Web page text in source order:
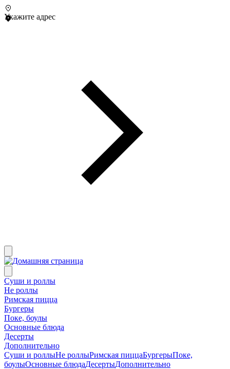
Укажите адрес
Суши и роллы
Не роллы
Римская пицца
Бургеры
Поке, боулы
Основные блюда
Десерты
Дополнительно
Суши и роллыНе роллыРимская пиццаБургерыПоке,
боулыОсновные блюдаДесертыДополнительно